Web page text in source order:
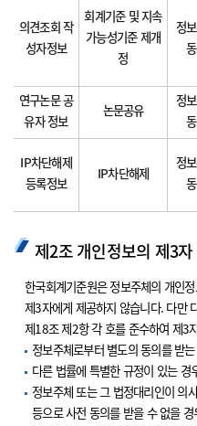
의견조회 작
성자정보
회계기준 및 지속
가능성기준 제개
정
정보
연구논문 공
유자 정보
논문공유
정보
IP차단해제
등록정보
IP차단해제
정보
제2조 개인정보의 제3자
한국회계기준원은 정보주체의 개인
제3자에게 제공하지 않습니다. 다만
제18조 제2항 각 호를 준수하여 제3
정보주체로부터 별도의 동의를 받
다른 법률에 특별한 규정이 있는 경
정보주체 또는 그 법정대리인이 의
등으로 사전 동의를 받을 수 없을